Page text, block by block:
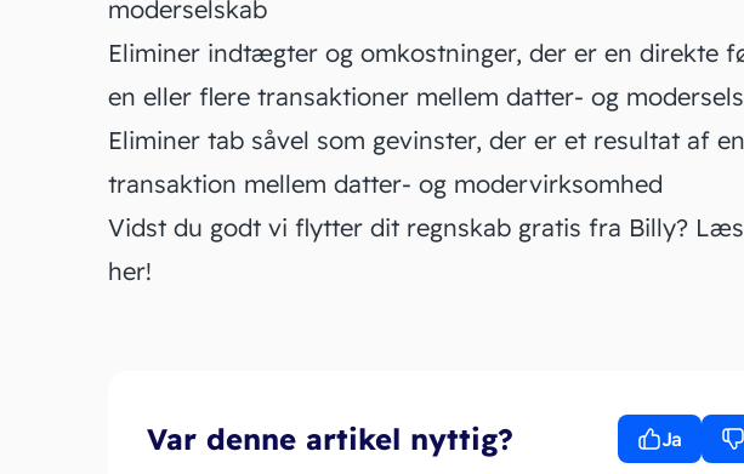
moderselskab
Eliminer indtægter og omkostninger, der er en direkte
en eller flere transaktioner mellem datter- og
Eliminer tab såvel som gevinster, der er et resultat af en
transaktion mellem datter- og modervirksomhed
Vidst du godt vi flytter dit regnskab gratis fra Billy?
her!
Var denne artikel nyttig? Ja